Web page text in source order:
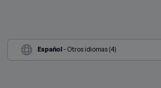
Español - Otros idiomas (4)